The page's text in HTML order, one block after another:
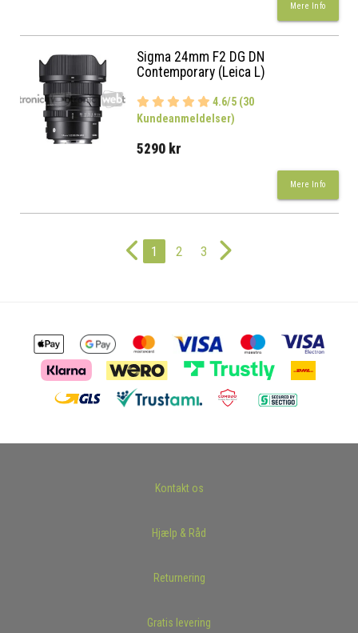
Mere Info
Sigma 24mm F2 DG DN
Contemporary (Leica L)
4.6/5 (30
Kundeanmeldelser)
5290 kr
Mere Info
1 2 3
Kontakt os
Hjælp & Råd
Returnering
Gratis levering